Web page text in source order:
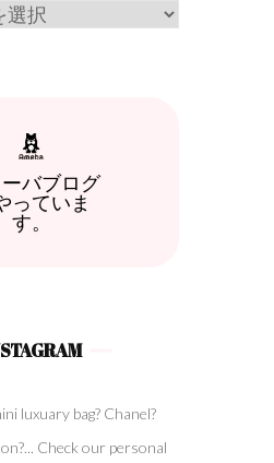
バブログ
っていま
す。